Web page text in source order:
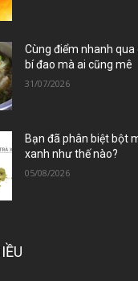
Cùng điểm nhanh
bí đao mà ai cũng mê
31/07/2026
Bạn đã phân biệt bột
xanh như thế nào?
05/08/2026